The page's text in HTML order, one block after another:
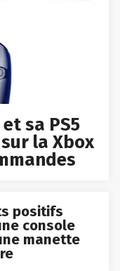
sa PS5
la Xbox
positifs
console
manette